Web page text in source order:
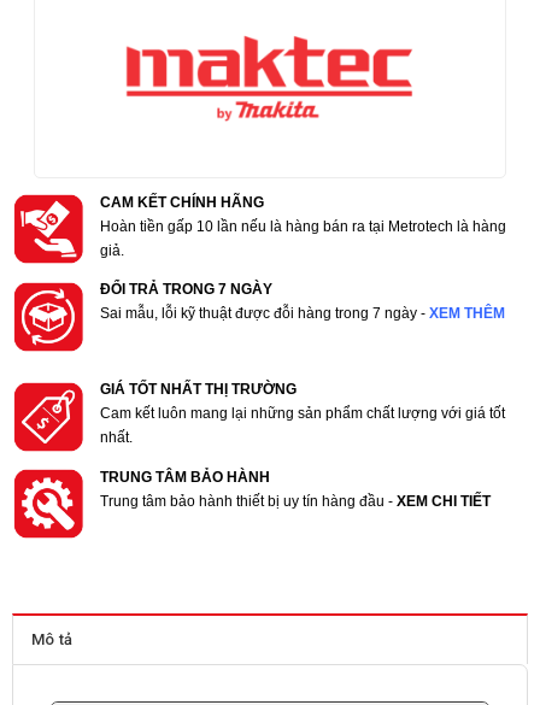
CAM KẾT CHÍNH HÃNG
Hoàn tiền gấp 10 lần nếu là hàng bán ra tại Metrotech là hàng
giả.
ĐỔI TRẢ TRONG 7 NGÀY
Sai mẫu, lỗi kỹ thuật được đỗi hàng trong 7 ngày - XEM THÊM
GIÁ TỐT NHẤT THỊ TRƯỜNG
Cam kết luôn mang lại những sản phẩm chất lượng với giá tốt
nhất.
TRUNG TÂM BẢO HÀNH
Trung tâm bảo hành thiết bị uy tín hàng đầu -XEM CHI TIẾT
Mô tả